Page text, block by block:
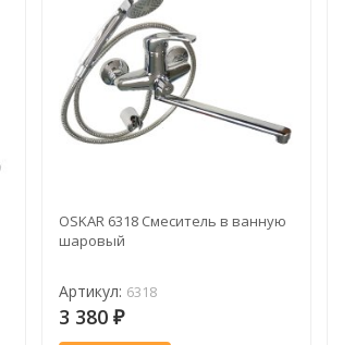
OSKAR 6318 Смеситель в ванную
шаровый
Артикул: 6318
3 380 ₽